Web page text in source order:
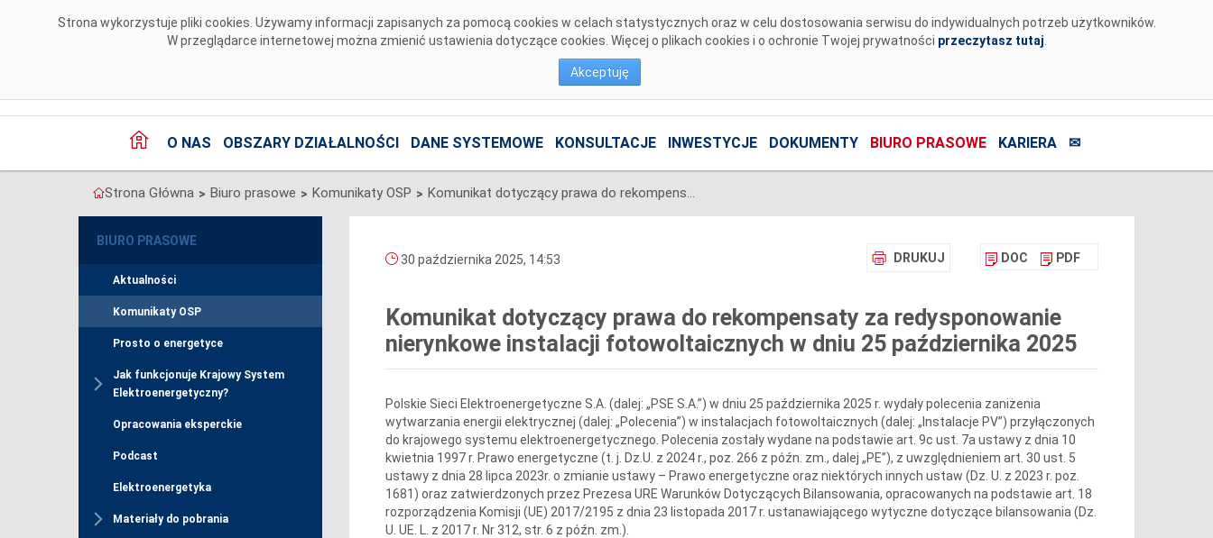
Strona wykorzystuje pliki cookies. Używamy informacji zapisanych za pomocą cookies w celach statystycznych oraz w celu dostosowania serwisu do indywidualnych potrzeb użytkowników.
W przeglądarce internetowej można zmienić ustawienia dotyczące cookies. Więcej o plikach cookies i o ochronie Twojej prywatności przeczytasz tutaj
Akceptuję
O NAS OBSZARY DZIAŁALNOŚCI DANE SYSTEMOWE KONSULTACJE INWESTYCJE DOKUMENTY BIURO PRASOWE KARIERA ✉
Strona Główna > Biuro prasowe > Komunikaty OSP > Komunikat dotyczący prawa do rekompensaty za redysponowanie nierynkowe instalacji fotowoltaicznych w dniu 25 października 2025
BIURO PRASOWE
Aktualności
Komunikaty OSP
Prosto o energetyce
Jak funkcjonuje Krajowy System
Elektroenergetyczny?
Opracowania eksperckie
Podcast
Elektroenergetyka
Materiały do pobrania
DRUKUJ DOC PDF
30 października 2025, 14:53
Komunikat dotyczący prawa do rekompensaty za redysponowanie
nierynkowe instalacji fotowoltaicznych w dniu 25 października 2025
Polskie Sieci Elektroenergetyczne S.A. (dalej: „PSE S.A.”) w dniu 25 października 2025 r. wydały polecenia zaniżenia
wytwarzania energii elektrycznej (dalej: „Polecenia”) w instalacjach fotowoltaicznych (dalej: „Instalacje PV”) przyłączonych
do krajowego systemu elektroenergetycznego. Polecenia zostały wydane na podstawie art. 9c ust. 7a ustawy z dnia 10
kwietnia 1997 r. Prawo energetyczne (t. j. Dz.U. z 2024 r., poz. 266 z późn. zm., dalej „PE”), z uwzględnieniem art. 30 ust. 5
ustawy z dnia 28 lipca 2023r. o zmianie ustawy – Prawo energetyczne oraz niektórych innych ustaw (Dz. U. z 2023 r. poz.
1681) oraz zatwierdzonych przez Prezesa URE Warunków Dotyczących Bilansowania, opracowanych na podstawie art. 18
rozporządzenia Komisji (UE) 2017/2195 z dnia 23 listopada 2017 r. ustanawiającego wytyczne dotyczące bilansowania (Dz.
U. UE. L. z 2017 r. Nr 312, str. 6 z późn. zm.).